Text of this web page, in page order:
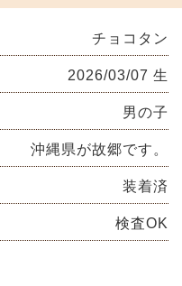
チョコタン
2026/03/07 生
男の子
沖縄県が故郷です。
装着済
検査OK